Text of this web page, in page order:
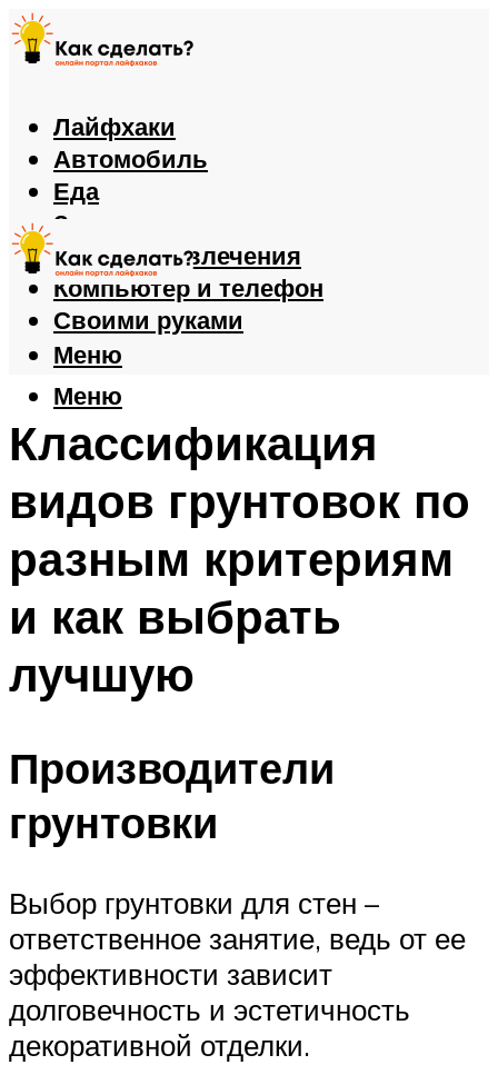
Лайфхаки
Автомобиль
Еда
Здоровье
Игры и развлечения
Компьютер и телефон
Своими руками
Меню
Меню
Классификация
видов грунтовок по
разным критериям
и как выбрать
лучшую
Производители
грунтовки
Выбор грунтовки для стен –
ответственное занятие, ведь от ее
эффективности зависит
долговечность и эстетичность
декоративной отделки.